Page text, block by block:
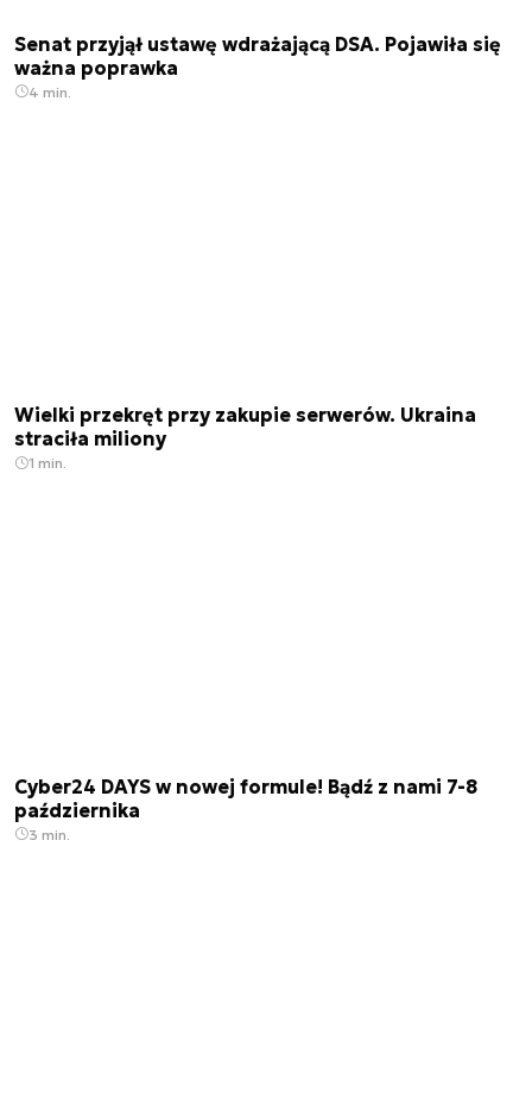
Senat przyjął ustawę wdrażającą DSA. Pojawiła się
ważna poprawka
4 min.
Wielki przekręt przy zakupie serwerów. Ukraina
straciła miliony
1 min.
Cyber24 DAYS w nowej formule! Bądź z nami 7-8
października
3 min.